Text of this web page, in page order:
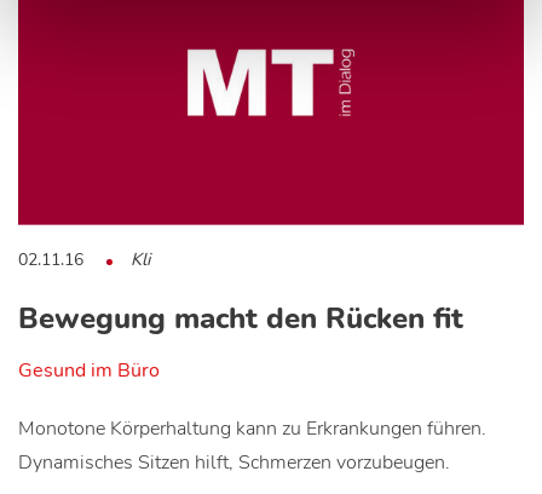
02.11.16 Kli
Bewegung macht den Rücken fit
Gesund im Büro
Monotone Körperhaltung kann zu Erkrankungen führen.
Dynamisches Sitzen hilft, Schmerzen vorzubeugen.